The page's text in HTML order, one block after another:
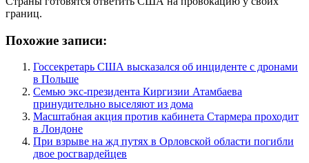
границ.
Похожие записи:
Госсекретарь США высказался об инциденте с дронами
в Польше
Семью экс-президента Киргизии Атамбаева
принудительно выселяют из дома
Масштабная акция против кабинета Стармера проходит
в Лондоне
При взрыве на жд путях в Орловской области погибли
двое росгвардейцев